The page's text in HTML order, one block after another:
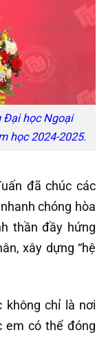
Đại học Ngoại
học 2024-2025.
đã chúc các
chóng hòa
thần đầy hứng
xây dựng “hệ
không chỉ là nơi
em có thể đóng